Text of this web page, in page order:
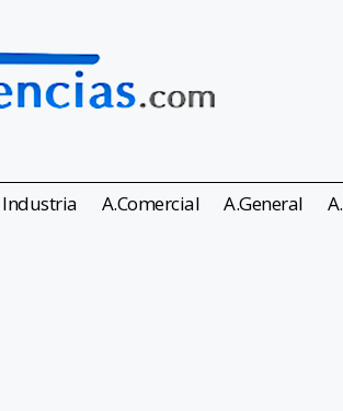
Industria A.Comercial A.General